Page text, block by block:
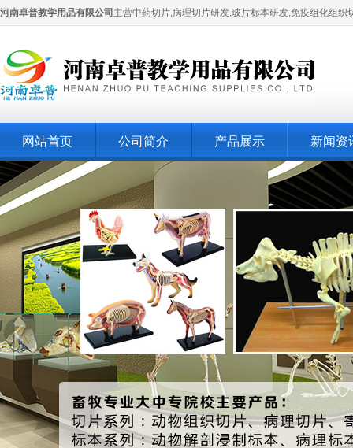
河南卓普教学用品有限公司 主营中药切片,病理切片研发,玻片标本研发,免疫组化组
网站首页 公司简介 产品展示 新闻资